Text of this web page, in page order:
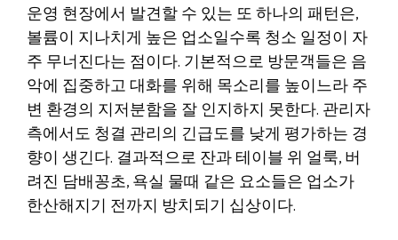
운영 현장에서 발견할 수 있는 또 하나의 패턴은,
볼륨이 지나치게 높은 업소일수록 청소 일정이 자
주 무너진다는 점이다. 기본적으로 방문객들은 음
악에 집중하고 대화를 위해 목소리를 높이느라 주
변 환경의 지저분함을 잘 인지하지 못한다. 관리자
측에서도 청결 관리의 긴급도를 낮게 평가하는 경
향이 생긴다. 결과적으로 잔과 테이블 위 얼룩, 버
려진 담배꽁초, 욕실 물때 같은 요소들은 업소가
한산해지기 전까지 방치되기 십상이다.